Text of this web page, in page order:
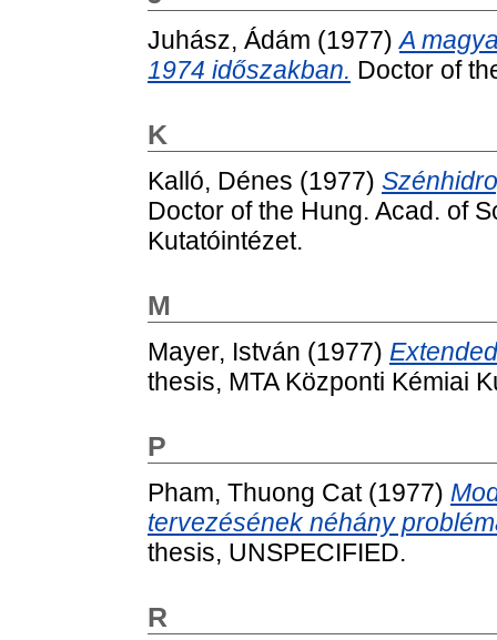
Juhász, Ádám (1977)A
1974 időszakban. Doctor of
K
Kalló, Dénes (1977)
Doctor of the Hung. Acad. of
Kutatóintézet.
M
Mayer, István (1977)
thesis, MTA Központi Kémiai
P
Pham, Thuong Cat(1977)
tervezésének néhány
thesis, UNSPECIFIED.
R